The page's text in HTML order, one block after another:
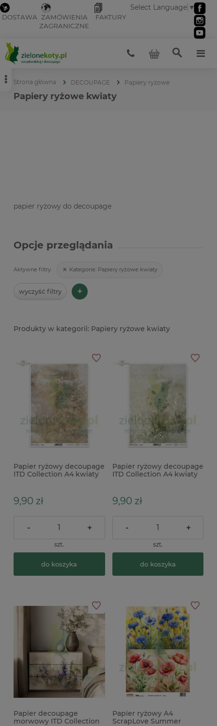
DOSTAWA ZAMÓWIENIA
ZAGRANICZNE
FAKTURY
Select Language ▼
Strona główna DECOUPAGE Papiery ryżowe
Papiery ryżowe kwiaty
Opcje przeglądania
Aktywne filtry: Kategorie: Papiery ryżowe kwiaty
wyczyść filtry +
papier ryżowy do decoupage
Papiery ryżowe kwiaty
Papier ryżowy decoupage
ITD Collection A4 kwiaty
9,90 zł
- +
szt.
do koszyka
Papier ryżowy decoupage
ITD Collection A4 kwiaty
9,90 zł
- +
szt.
do koszyka
Papier decoupage
morwowy ITD Collection
Papier ryżowy A4
ScrapLove Summer